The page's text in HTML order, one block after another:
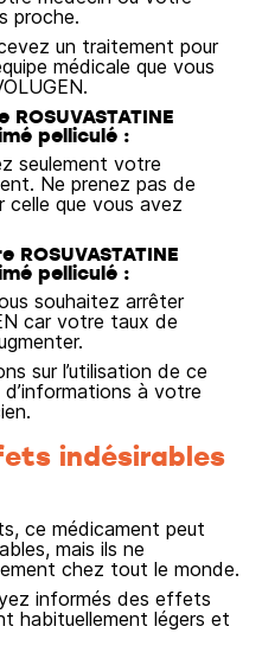
proche.
un traitement pour
médicale que vous
pelliculé :
seulement votre
Ne prenez pas de
celle que vous avez
pelliculé :
souhaitez arrêter
car votre taux de
sur l’utilisation de ce
à votre
indésirables
ce médicament peut
mais ils ne
chez tout le monde.
informés des effets
habituellement légers et